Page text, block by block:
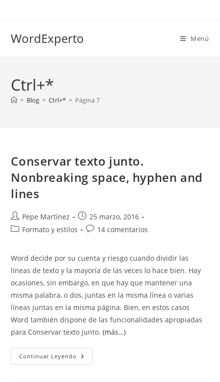
WordExperto Menú
Ctrl+*
> Blog > Ctrl+* > Página 7
Conservar texto junto.
Nonbreaking space, hyphen and
lines
Autor
de
Pepe Martínez
Publicación
de
25 marzo, 2016
Categoría
entrada:
Formato y estilos
Comentarios
entrada:
14 comentarios
Word decide por su cuenta y riesgo cuando dividir las
líneas de texto y la mayoría de las veces lo hace bien. Hay
ocasiones, sin embargo, en que hay que mantener una
misma palabra, o dos, juntas en la misma línea o varias
líneas juntas en la misma página. Bien, en estos casos
Word también dispone de las funcionalidades apropiadas
para Conservar texto junto.(más…)
Continuar Leyendo Conservar
Texto